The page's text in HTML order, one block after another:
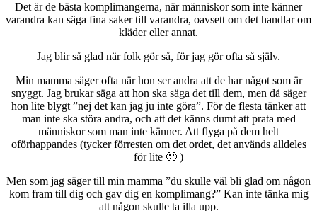
Det är de bästa komplimangerna, när människor som inte känner
varandra kan säga fina saker till varandra, oavsett om det handlar om
kläder eller annat.
Jag blir så glad när folk gör så, för jag gör ofta så själv.
Min mamma säger ofta när hon ser andra att de har något som är
snyggt. Jag brukar säga att hon ska säga det till dem, men då säger
hon lite blygt ”nej det kan jag ju inte göra”. För de flesta tänker att
man inte ska störa andra, och att det känns dumt att prata med
människor som man inte känner. Att flyga på dem helt
oförhappandes (tycker förresten om det ordet, det används alldeles
för lite 🙂 )
Men som jag säger till min mamma ”du skulle väl bli glad om någon
kom fram till dig och gav dig en komplimang?” Kan inte tänka mig
att någon skulle ta illa upp.